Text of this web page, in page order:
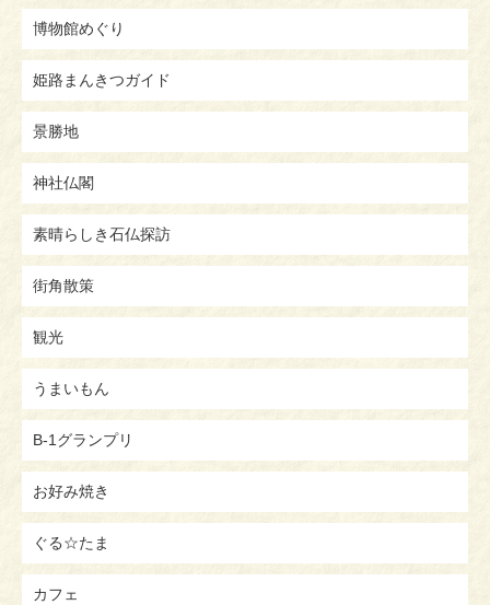
博物館めぐり
姫路まんきつガイド
景勝地
神社仏閣
素晴らしき石仏探訪
街角散策
観光
うまいもん
B-1グランプリ
お好み焼き
ぐる☆たま
カフェ